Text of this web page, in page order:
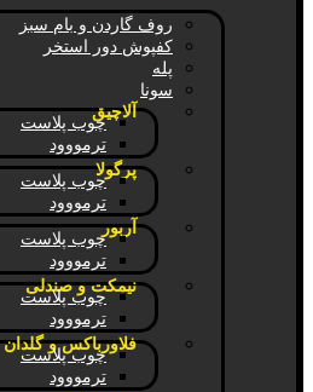
روف گاردن و بام سبز
کفپوش دور استخر
پله
سونا
آلاچیق
چوب پلاست
ترمووود
پرگولا
چوب پلاست
ترمووود
آربور
چوب پلاست
ترمووود
نیمکت و صندلی
چوب پلاست
ترمووود
فلاورباکس و گلدان
چوب پلاست
ترمووود